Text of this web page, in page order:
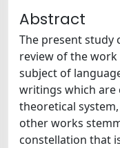
Abstract
The present study
review of the
subject of
writings which are
theoretical
other works
constellation that